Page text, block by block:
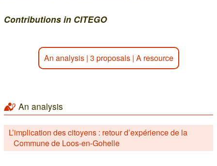
Contributions in CITEGO
An analysis| 3 proposals| A resource
An analysis
L’implication des citoyens : retour d’expérience de la
Commune de Loos-en-Gohelle